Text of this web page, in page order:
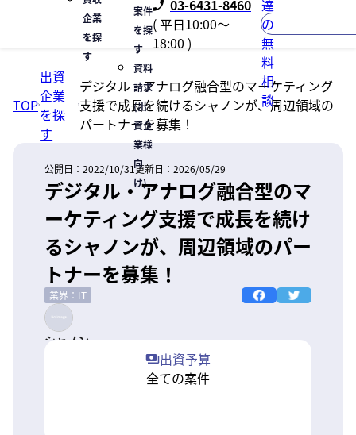
企業
を探
す
案件
を探
す
資料
請求
(出
資企
業様
向
け)
03-6431-8460
( 平日10:00〜
18:00 )
達
の
無
料
相
談
TOP
出資
企業
を探
す
デジタル・アナログ融合型のマーケティング
支援で成長を続けるシャノンが、周辺領域の
パートナーを募集！
公開日： 2022/10/31更新日： 2026/05/29
デジタル・アナログ融合型のマ
ーケティング支援で成長を続け
るシャノンが、周辺領域のパー
トナーを募集！
業界：IT
シャノン
出資予算
全ての案件